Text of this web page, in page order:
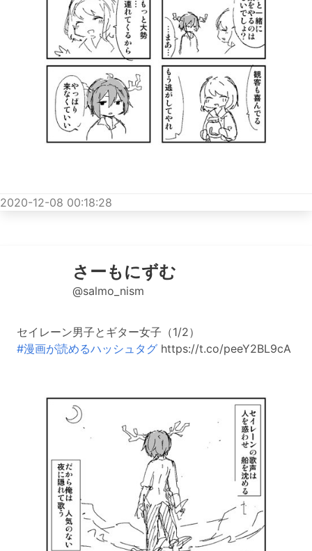
2020-12-08 00:18:28
さーもにずむ
@salmo_nism
セイレーン男子とギター女子（1/2）
#漫画が読めるハッシュタグ https://t.co/peeY2BL9cA